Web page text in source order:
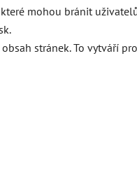
mohou bránit
stránek. To vytváří